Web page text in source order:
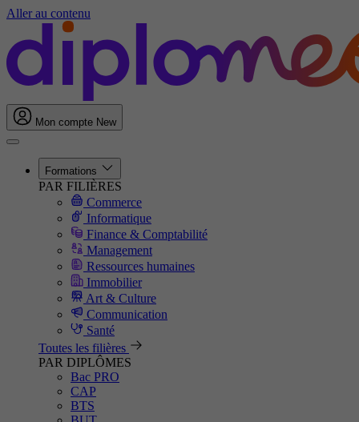
Aller au contenu
Mon compte New
Formations
PAR FILIÈRES
Commerce
Informatique
Finance & Comptabilité
Management
Ressources humaines
Immobilier
Art & Culture
Communication
Santé
Toutes les filières
PAR DIPLÔMES
Bac PRO
CAP
BTS